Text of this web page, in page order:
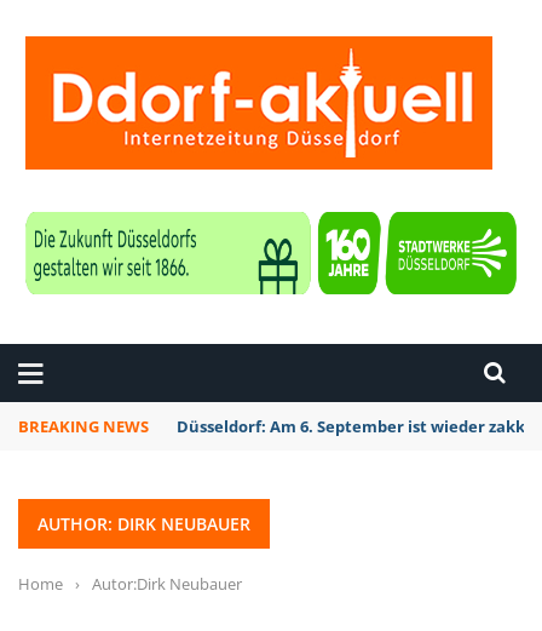
BREAKING NEWS Düsseldorf Kalkum: Bei
AUTHOR: DIRK NEUBAUER
Home › Autor:Dirk Neubauer